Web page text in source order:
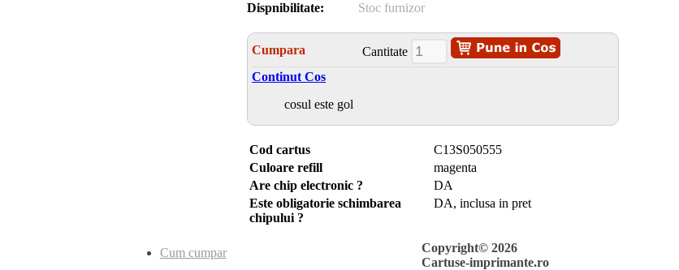
Dispnibilitate: Stoc furnizor
Cumpara
Cantitate
Continut Cos
cosul este gol
Cod cartus
C13S050555
Culoare refill
magenta
Are chip electronic ?
DA
Este obligatorie schimbarea
chipului ?
DA, inclusa in pret
Cum cumpar
Copyright© 2026
Cartuse-imprimante.ro